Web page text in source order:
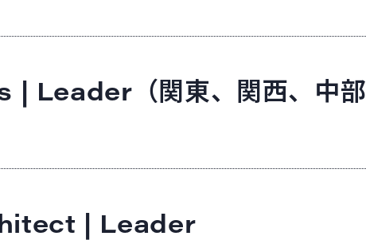
（関東、関西、中部
| Leader